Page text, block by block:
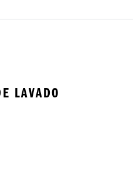
LAVADO